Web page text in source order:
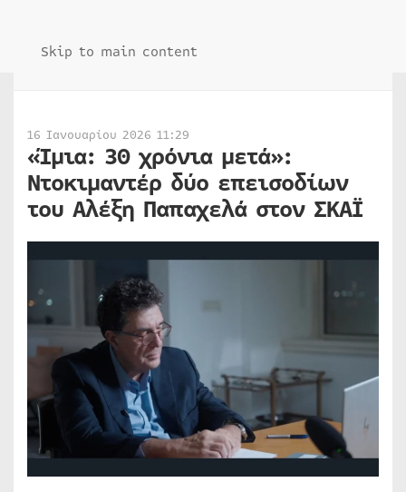
Skip to main content
16 Ιανουαρίου 2026 11:29
«Ίμια: 30 χρόνια μετά»:
Ντοκιμαντέρ δύο επεισοδίων
του Αλέξη Παπαχελά στον ΣΚΑΪ